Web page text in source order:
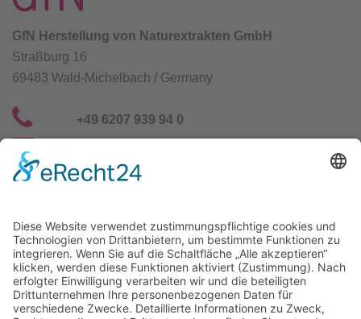
GfN Herstellung von Naturextrakten GmbH
Straßburg 16
69483 Wald-Michelbach / Germany
+49 6207 939 94 0
Selco Wirkstoffe Vertriebs GmbH